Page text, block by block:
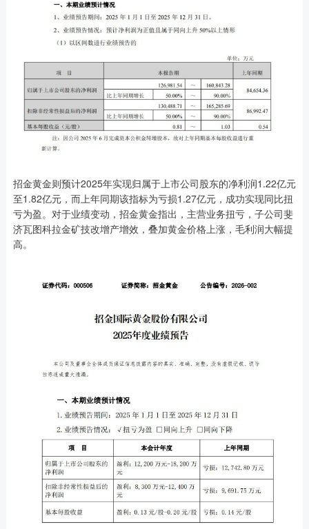
招金黄金则预计2025年实现归属于上市公司股东的净利润1.22亿元
至1.82亿元，而上年同期该指标为亏损1.27亿元，成功实现同比扭
亏为盈。对于业绩变动，招金黄金指出，主营业务扭亏，子公司斐
济瓦图科拉金矿技改增产增效，叠加黄金价格上涨，毛利润大幅提
高。